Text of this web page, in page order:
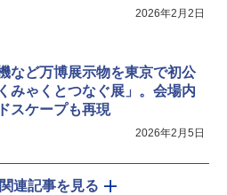
示/公式グッズ販売ほか2026年2月2日
など万博展示物を東京で初公
みゃくとつなぐ展」。会場内
スケープも再現
2026年2月5日
連記事を見る